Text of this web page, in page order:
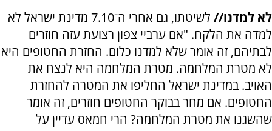
לא למדנו//
לשיטתו, גם אחרי ה־7.10 מדינת ישראל לא
למדה את הלקח. "אם ערביי צפון רצועת עזה חוזרים
לבתיהם, זה אומר שלא למדנו כלום. החזרת החטופים היא
לא מטרת המלחמה. מטרת המלחמה היא לנצח את
האויב. במדינת ישראל החליפו את המטרה להחזרת
החטופים. אם מחר בבוקר החטופים חוזרים, זה אומר
שהשגנו את מטרת המלחמה? הרי חמאס עדיין על